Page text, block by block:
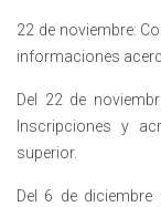
22 de noviembre:
informaciones
Del 22 de
Inscripciones y
superior.
Del 6 de